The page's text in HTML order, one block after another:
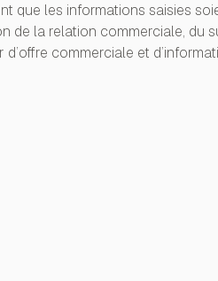
que les informations saisies
de la relation commerciale, du
d’offre commerciale et